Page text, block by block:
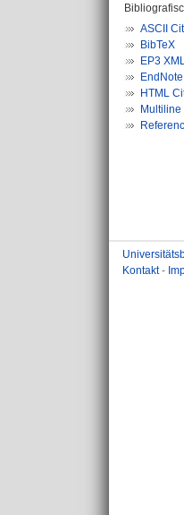
ASCII
BibTeX
EP3
EndNote
HTML
Multiline
Kontakt-